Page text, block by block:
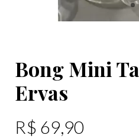
Bong Mini
Ervas
R$ 69,90